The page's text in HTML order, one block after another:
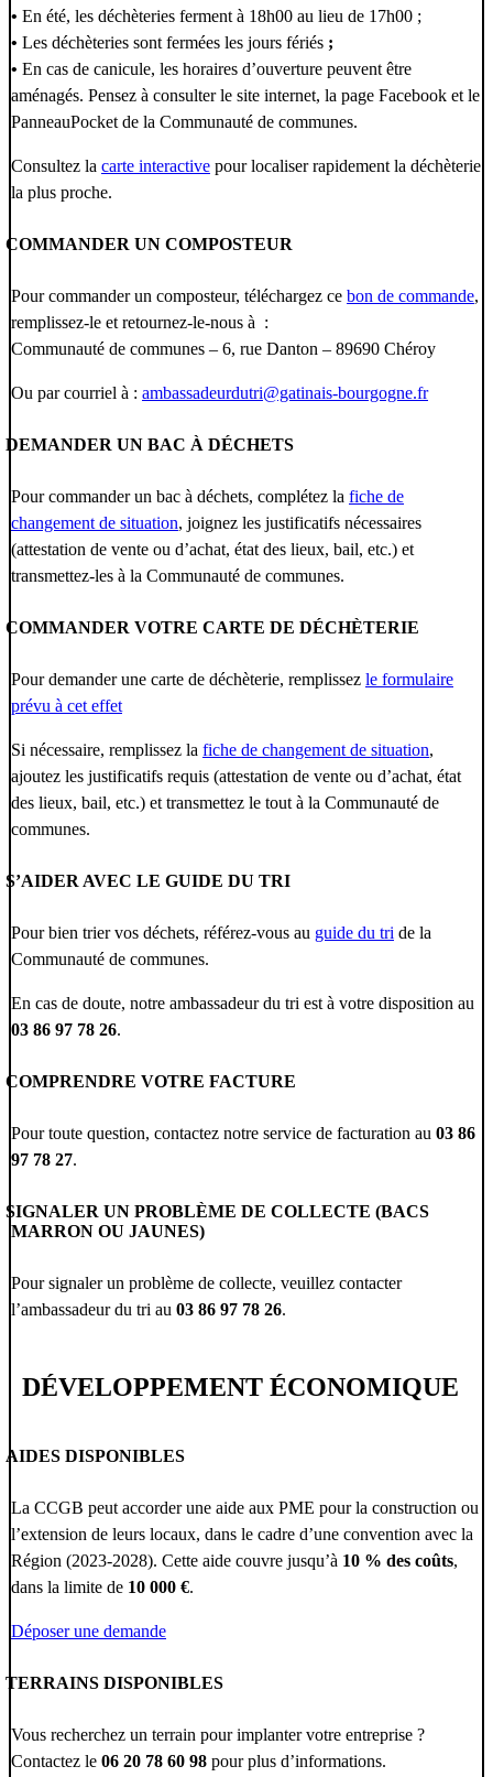
• En été, les déchèteries ferment à 18h00 au lieu de 17h00 ;
• Les déchèteries sont fermées les jours fériés ;
• En cas de canicule, les horaires d’ouverture peuvent être
aménagés. Pensez à consulter le site internet, la page Facebook et le
PanneauPocket de la Communauté de communes.
Consultez la carte interactive pour localiser rapidement la déchèterie
la plus proche.
COMMANDER UN COMPOSTEUR
Pour commander un composteur, téléchargez ce bon de commande,
remplissez-le et retournez-le-nous à :
Communauté de communes – 6, rue Danton – 89690 Chéroy
Ou par courriel à : ambassadeurdutri@gatinais-bourgogne.fr
DEMANDER UN BAC À DÉCHETS
Pour commander un bac à déchets, complétez la fiche de
changement de situation, joignez les justificatifs nécessaires
(attestation de vente ou d’achat, état des lieux, bail, etc.) et
transmettez-les à la Communauté de communes.
COMMANDER VOTRE CARTE DE DÉCHÈTERIE
Pour demander une carte de déchèterie, remplissez le formulaire
prévu à cet effet
Si nécessaire, remplissez la fiche de changement de situation,
ajoutez les justificatifs requis (attestation de vente ou d’achat, état
des lieux, bail, etc.) et transmettez le tout à la Communauté de
communes.
S’AIDER AVEC LE GUIDE DU TRI
Pour bien trier vos déchets, référez-vous au guide du tri de la
Communauté de communes.
En cas de doute, notre ambassadeur du tri est à votre disposition au
03 86 97 78 26.
COMPRENDRE VOTRE FACTURE
Pour toute question, contactez notre service de facturation au 03 86
97 78 27.
SIGNALER UN PROBLÈME DE COLLECTE (BACS
MARRON OU JAUNES)
Pour signaler un problème de collecte, veuillez contacter
l’ambassadeur du tri au 03 86 97 78 26.
DÉVELOPPEMENT ÉCONOMIQUE
AIDES DISPONIBLES
La CCGB peut accorder une aide aux PME pour la construction ou
l’extension de leurs locaux, dans le cadre d’une convention avec la
Région (2023-2028). Cette aide couvre jusqu’à 10 % des coûts,
dans la limite de 10 000 €.
Déposer une demande
TERRAINS DISPONIBLES
Vous recherchez un terrain pour implanter votre entreprise ?
Contactez le 06 20 78 60 98 pour plus d’informations.